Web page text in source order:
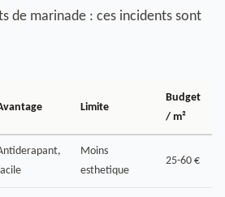
de marinade : ces incidents sont
Limite
Budget
/ m²
Moins
esthetique
25-60 €